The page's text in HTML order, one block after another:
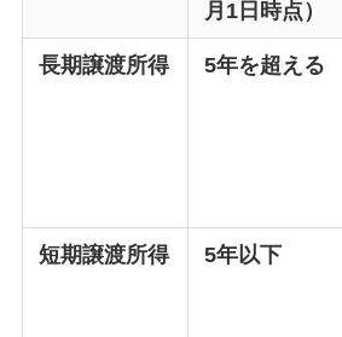
月1日時点）
長期譲渡所得 5年を超える
短期譲渡所得 5年以下